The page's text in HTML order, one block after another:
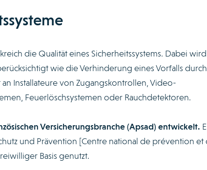
die Qualität eines Sicherheitssystems. Dabei
wie die Verhinderung eines Vorfalls durch
an Installateure von Zugangskontrollen, Video-
Feuerlöschsystemen oder Rauchdetektoren.
Versicherungsbranche (Apsad) entwickelt.
und Prävention [Centre national de prévention et
Basis genutzt.